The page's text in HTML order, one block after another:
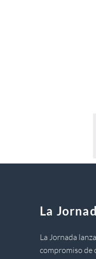
La
La Jornada
compromiso de